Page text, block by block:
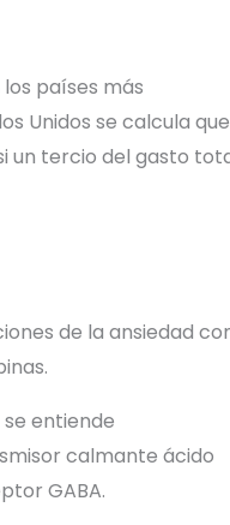
países más
Unidos se calcula
un tercio del gasto
de la ansiedad
entiende
calmante ácido
GABA.